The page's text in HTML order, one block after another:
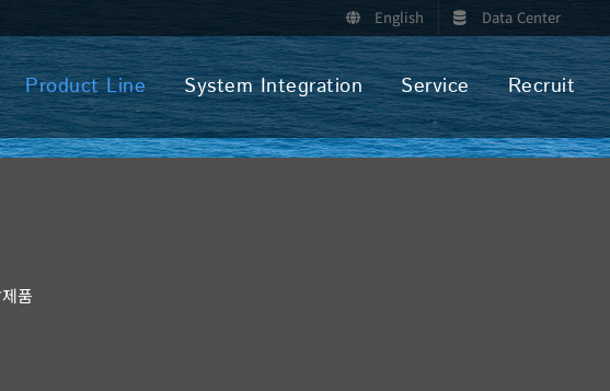
English Data Center
Product Line System Integration Service Recruit
품